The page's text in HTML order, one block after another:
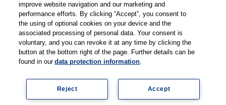
Web-Semniare
Anwenderberichte
Partner
Legal information Data protection Contact Terms and Conditions
improve website navigation and our marketing and
performance efforts. By clicking “Accept”, you consent to
the using of optional cookies on your device and the
associated processing of personal data. Your consent is
voluntary, and you can revoke it at any time by clicking the
button at the bottom right of the page. Further details can be
found in ourdata protection information.
Accept
Reject